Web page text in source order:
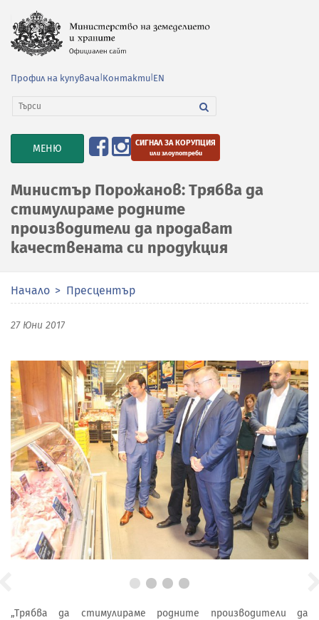
Профил на купувача Контакти EN
TOGGLE
NAVIGATION
МЕНЮ СИГНАЛ ЗА КОРУПЦИЯ
или злоупотреби
Министър Порожанов: Трябва да
стимулираме родните
производители да продават
качествената си продукция
Начало Пресцентър
27 Юни 2017
„Трябва да стимулираме родните производители да